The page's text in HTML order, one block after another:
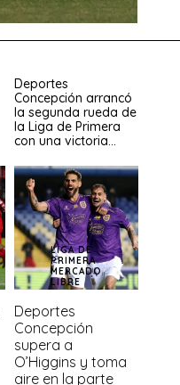
Deportes
Concepción arrancó
la segunda rueda de
la Liga de Primera
con una victoria...
LIGA DE
PRIMERA
MERCADO
LIBRE
Deportes
Concepción
supera a
O’Higgins y toma
aire en la parte